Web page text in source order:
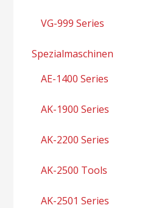
VG-999 Series
Spezialmaschinen
AE-1400 Series
AK-1900 Series
AK-2200 Series
AK-2500 Tools
AK-2501 Series